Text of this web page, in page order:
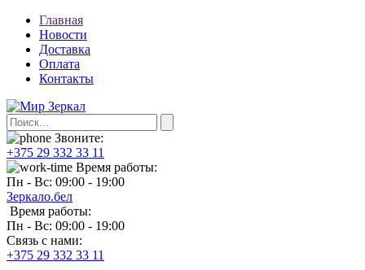
Главная
Новости
Доставка
Оплата
Контакты
Звоните:
+375 29 332 33 11
Время работы:
Пн - Вс: 09:00 - 19:00
Зеркало.бел
Время работы:
Пн - Вс: 09:00 - 19:00
Связь с нами:
+375 29 332 33 11